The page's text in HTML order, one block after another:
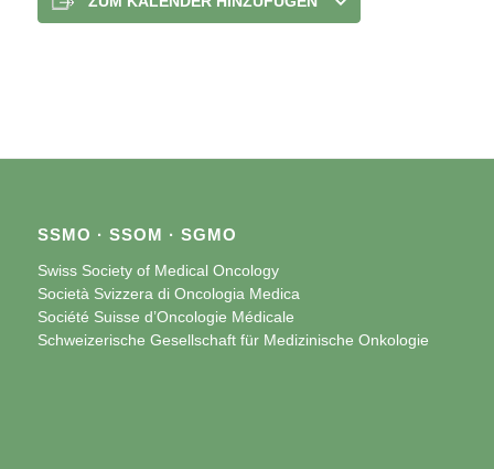
SSMO · SSOM · SGMO
Swiss Society of Medical Oncology
Società Svizzera di Oncologia Medica
Société Suisse d’Oncologie Médicale
Schweizerische Gesellschaft für Medizinische Onkologie